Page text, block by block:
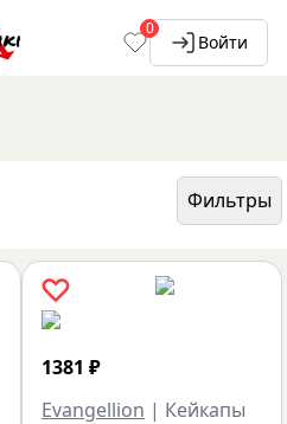
0
Войти
Фильтры
1381 ₽
Evangellion | Кейкапы